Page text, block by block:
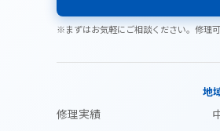
※まずはお気軽にご相談ください。修理
地
修理実績